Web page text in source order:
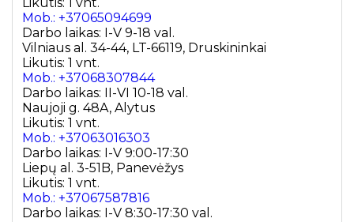
Likutis: 1 vnt.
Mob.: +37065094699
Darbo laikas: I-V 9-18 val.
Vilniaus al. 34-44, LT-66119, Druskininkai
Likutis: 1 vnt.
Mob.: +37068307844
Darbo laikas: II-VI 10-18 val.
Naujoji g. 48A, Alytus
Likutis: 1 vnt.
Mob.: +37063016303
Darbo laikas: I-V 9:00-17:30
Liepų al. 3-51B, Panevėžys
Likutis: 1 vnt.
Mob.: +37067587816
Darbo laikas: I-V 8:30-17:30 val.